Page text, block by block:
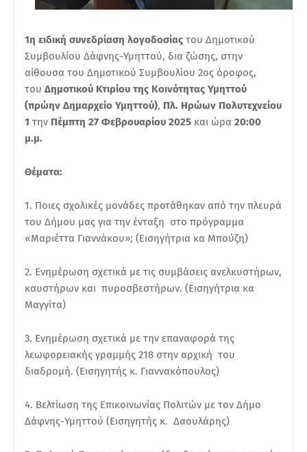
1η ειδική συνεδρίαση λογοδοσίας του Δημοτικού
Συμβουλίου Δάφνης-Υμηττού, δια ζώσης, στην
αίθουσα του Δημοτικού Συμβουλίου 2ος όροφος,
του Δημοτικού Κτιρίου της Κοινότητας Υμηττού
(πρώην Δημαρχείο Υμηττού), Πλ. Ηρώων Πολυτεχνείου
1 την Πέμπτη 27 Φεβρουαρίου 2025 και ώρα 20:00
μ.μ.
Θέματα:
1. Ποιες σχολικές μονάδες προτάθηκαν από την πλευρά
του Δήμου μας για την ένταξη στο πρόγραμμα
«Μαριέττα Γιαννάκου»; (Εισηγήτρια κα Μπούζη)
2. Ενημέρωση σχετικά με τις συμβάσεις ανελκυστήρων,
καυστήρων και πυροσβεστήρων. (Εισηγήτρια κα
Μαγγίτα)
3. Ενημέρωση σχετικά με την επαναφορά της
λεωφορειακής γραμμής 218 στην αρχική του
διαδρομή. (Εισηγητής κ. Γιαννακόπουλος)
4. Βελτίωση της Επικοινωνίας Πολιτών με τον Δήμο
Δάφνης-Υμηττού (Εισηγητής κ. Δαουλάρης)